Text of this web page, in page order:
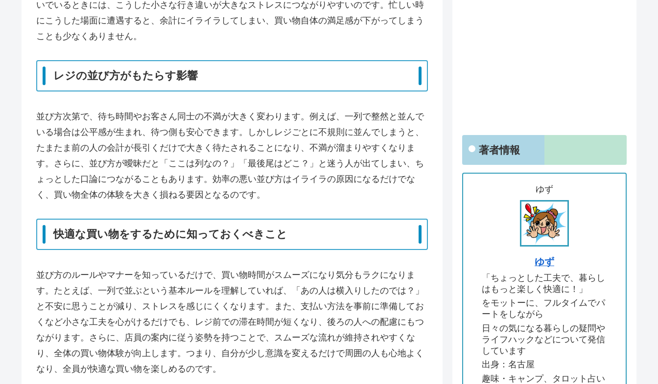
いでいるときには、こうした小さな行き違いが大きなストレスにつながりやすいのです。忙しい時
にこうした場面に遭遇すると、余計にイライラしてしまい、買い物自体の満足感が下がってしまう
ことも少なくありません。
レジの並び方がもたらす影響
並び方次第で、待ち時間やお客さん同士の不満が大きく変わります。例えば、一列で整然と並んで
いる場合は公平感が生まれ、待つ側も安心できます。しかしレジごとに不規則に並んでしまうと、
たまたま前の人の会計が長引くだけで大きく待たされることになり、不満が溜まりやすくなりま
す。さらに、並び方が曖昧だと「ここは列なの？」「最後尾はどこ？」と迷う人が出てしまい、ち
ょっとした口論につながることもあります。効率の悪い並び方はイライラの原因になるだけでな
く、買い物全体の体験を大きく損ねる要因となるのです。
快適な買い物をするために知っておくべきこと
並び方のルールやマナーを知っているだけで、買い物時間がスムーズになり気分もラクになりま
す。たとえば、一列で並ぶという基本ルールを理解していれば、「あの人は横入りしたのでは？」
と不安に思うことが減り、ストレスを感じにくくなります。また、支払い方法を事前に準備してお
くなど小さな工夫を心がけるだけでも、レジ前での滞在時間が短くなり、後ろの人への配慮にもつ
ながります。さらに、店員の案内に従う姿勢を持つことで、スムーズな流れが維持されやすくな
り、全体の買い物体験が向上します。つまり、自分が少し意識を変えるだけで周囲の人も心地よく
なり、全員が快適な買い物を楽しめるのです。
著者情報
ゆず
ゆず
「ちょっとした工夫で、暮らし
はもっと楽しく快適に！」
をモットーに、フルタイムでパ
ートをしながら
日々の気になる暮らしの疑問や
ライフハックなどについて発信
しています
出身：名古屋
趣味・キャンプ、タロット占い